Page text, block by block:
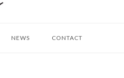
NEWS CONTACT